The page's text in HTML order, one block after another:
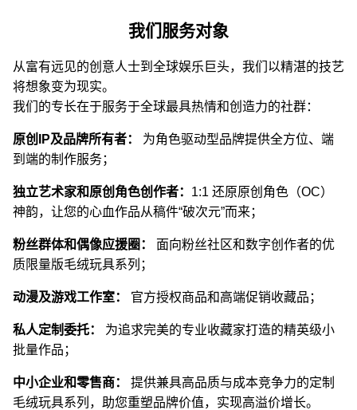
我们服务对象
从富有远见的创意人士到全球娱乐巨头，我们以精湛的技艺
将想象变为现实。
我们的专长在于服务于全球最具热情和创造力的社群：
原创IP及品牌所有者：
为角色驱动型品牌提供全方位、端
到端的制作服务；
独立艺术家和原创角色创作者： 1:1 还原原创角色（OC）
神韵，让您的心血作品从稿件“破次元”而来；
粉丝群体和偶像应援圈：
面向粉丝社区和数字创作者的优
质限量版毛绒玩具系列；
动漫及游戏工作室： 官方授权商品和高端促销收藏品；
私人定制委托：
为追求完美的专业收藏家打造的精英级小
批量作品；
中小企业和零售商：
提供兼具高品质与成本竞争力的定制
毛绒玩具系列，助您重塑品牌价值，实现高溢价增长。